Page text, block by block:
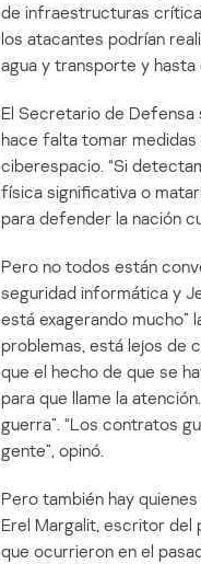
de infraestructuras
los atacantes podrían
agua y transporte y
El Secretario de Defensa
hace falta tomar
ciberespacio. “Si
física significativa o
para defender la nación
Pero no todos están
seguridad informática y
está exagerando mucho”
problemas, está lejos de
que el hecho de que se
para que llame la
guerra”. “Los contratos
gente”, opinó.
Pero también hay
Erel Margalit, escritor del
que ocurrieron en el